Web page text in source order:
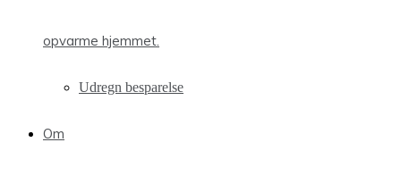
opvarme hjemmet.
Udregn besparelse
Om